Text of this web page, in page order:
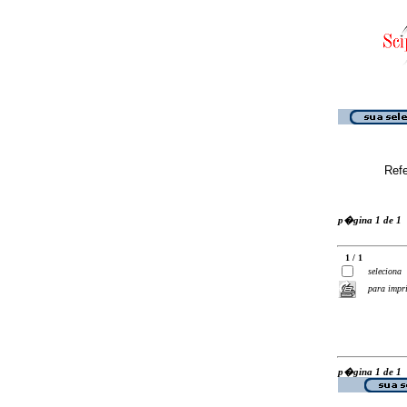
p�gina 1 de 1
1 / 1
seleciona
para
p�gina 1 de 1